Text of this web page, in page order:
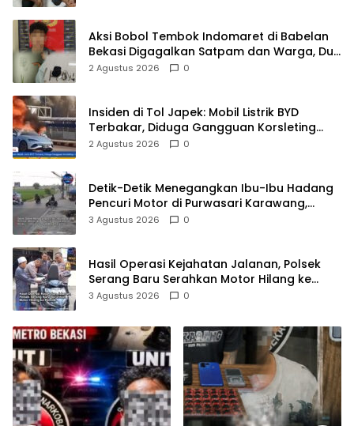
Aksi Bobol Tembok Indomaret di Babelan
Bekasi Digagalkan Satpam dan Warga, Dua
Pelaku Diamankan
2 Agustus 2026 0
Insiden di Tol Japek: Mobil Listrik BYD
Terbakar, Diduga Gangguan Korsleting
Listrik
2 Agustus 2026 0
Detik-Detik Menegangkan Ibu-Ibu Hadang
Pencuri Motor di Purwasari Karawang,
Pelaku Lolos di Tengah Keramaian!
3 Agustus 2026 0
Hasil Operasi Kejahatan Jalanan, Polsek
Serang Baru Serahkan Motor Hilang ke
Pemilik
3 Agustus 2026 0